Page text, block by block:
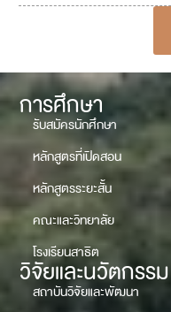
การศึกษา
รับสมัครนักศึกษา
หลักสูตรที่เปิดสอน
หลักสูตรระยะสั้น
คณะและวิทยาลัย
โรงเรียนสาธิต
วิจัยและนวัตกรรม
สถาบันวิจัยและพัฒนา